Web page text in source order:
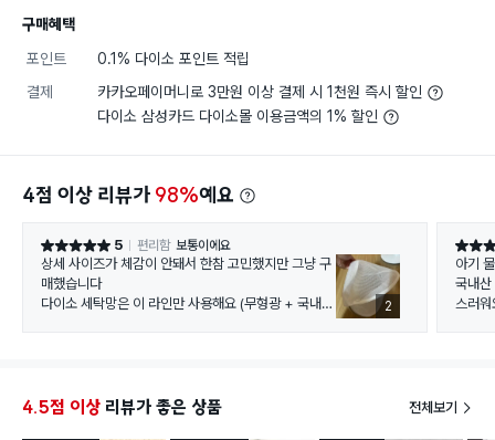
구매혜택
포인트
0.1% 다이소 포인트 적립
결제
카카오페이머니로 3만원 이상 결제 시 1천원 즉시 할인
다이소 삼성카드 다이소몰 이용금액의 1% 할인
4점 이상 리뷰가 98%예요
별점 5점 5 편리함 보통이에요
상세 사이즈가 체감이 안돼서 한참 고민했지만 그냥 구
매했습니다
다이소 세탁망은 이 라인만 사용해요 (무형광 + 국내제
2
별점 5
아기
국내산
스러워
4.5점 이상 리뷰가 좋은 상품 전체보기